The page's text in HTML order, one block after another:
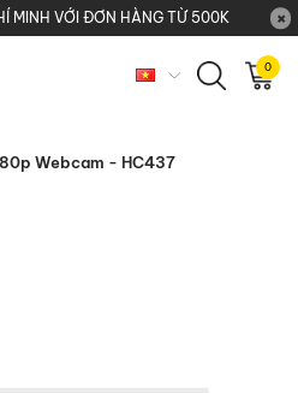
MINH VỚI ĐƠN HÀNG TỪ 500K
0
Webcam - HC437